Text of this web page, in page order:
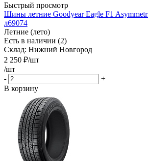
Быстрый просмотр
Шины летние Goodyear Eagle F1
л69074
Летние (лето)
Есть в наличии (2)
Склад: Нижний Новгород
2 250 ₽/шт
/шт
-
+
В корзину